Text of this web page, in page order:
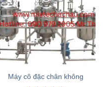
Máy cô đặc chân không